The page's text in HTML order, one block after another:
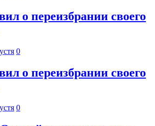
о переизбрании своего
0
о переизбрании своего
0